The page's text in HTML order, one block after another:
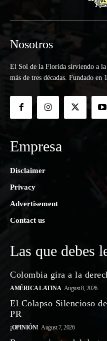
Nosotros
El Sol de la Florida sirviendo a la
más de tres décadas. Fundado
Empresa
Disclaimer
Privacy
Advertisement
Contact us
Las que debes
Colombia gira a la
AMÉRICA LATINA August 8, 2026
El Colapso Silencioso
PR
¡OPINIÓN! August 7, 2026